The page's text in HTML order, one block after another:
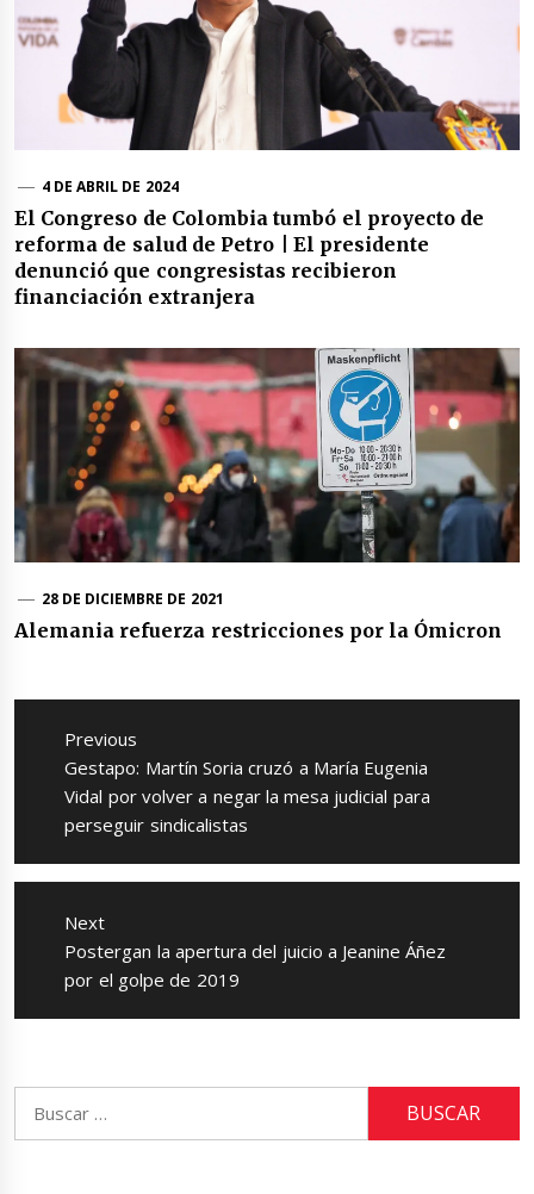
4 DE ABRIL DE 2024
El Congreso de Colombia tumbó el proyecto de
reforma de salud de Petro | El presidente
denunció que congresistas recibieron
financiación extranjera
28 DE DICIEMBRE DE 2021
Alemania refuerza restricciones por la Ómicron
Navegación
entradas
Previous
Previous
post:
Gestapo: Martín Soria cruzó a María Eugenia
Vidal por volver a negar la mesa judicial para
perseguir sindicalistas
Next
Next
post:
Postergan la apertura del juicio a Jeanine Áñez
por el golpe de 2019